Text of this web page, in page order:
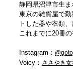
静岡県沼津市生ま
東京の雑貨屋で
トした器や衣類
これまでに20冊の
Instagram：
Voicy： ささやき